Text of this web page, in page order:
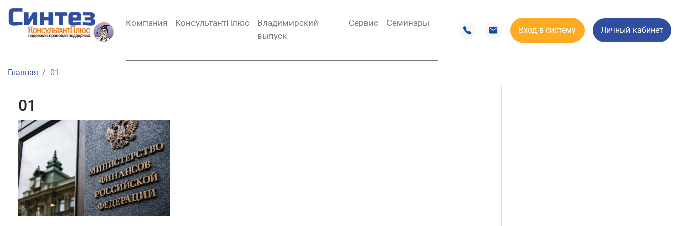
Компания КонсультантПлюс
Владимирский
выпуск
Сервис Семинары
Вход в систему Личный кабинет
Главная 01
01